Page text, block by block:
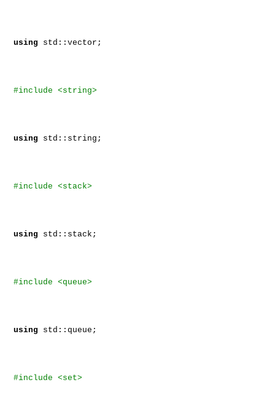
using std::vector;
#include <string>
using std::string;
#include <stack>
using std::stack;
#include <queue>
using std::queue;
#include <set>